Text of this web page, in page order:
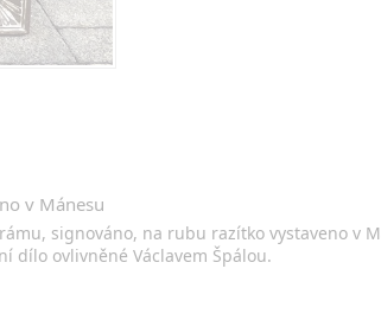
v Mánesu
signováno, na rubu razítko vystaveno v
dílo ovlivněné Václavem Špálou.